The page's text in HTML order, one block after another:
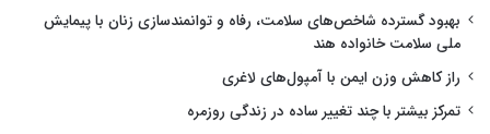
بهبود گسترده شاخص‌های سلامت، رفاه و توانمندسازی زنان با پیمایش
ملی سلامت خانواده هند
راز کاهش وزن ایمن با آمپول‌های لاغری
تمرکز بیشتر با چند تغییر ساده در زندگی روزمره